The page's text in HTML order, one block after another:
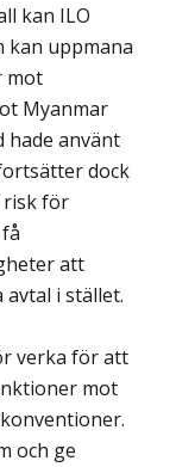
kan ILO
kan uppmana
mot
Myanmar
använt
dock
risk för
att
i stället.
verka för att
mot
och ge